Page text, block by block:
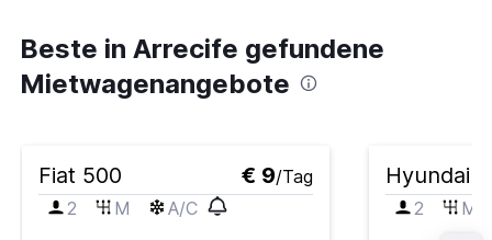
Beste in Arrecife gefundene
Mietwagenangebote
Fiat 500 € 9/Tag
2
M A/C
Hyundai
2 M